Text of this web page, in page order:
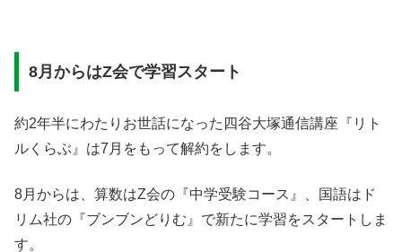
8月からはZ会で学習スタート
約2年半にわたりお世話になった四谷大塚通信講座『リト
ルくらぶ』は7月をもって解約をします。
8月からは、算数はZ会の『中学受験コース』、国語はド
リム社の『ブンブンどりむ』で新たに学習をスタートしま
す。